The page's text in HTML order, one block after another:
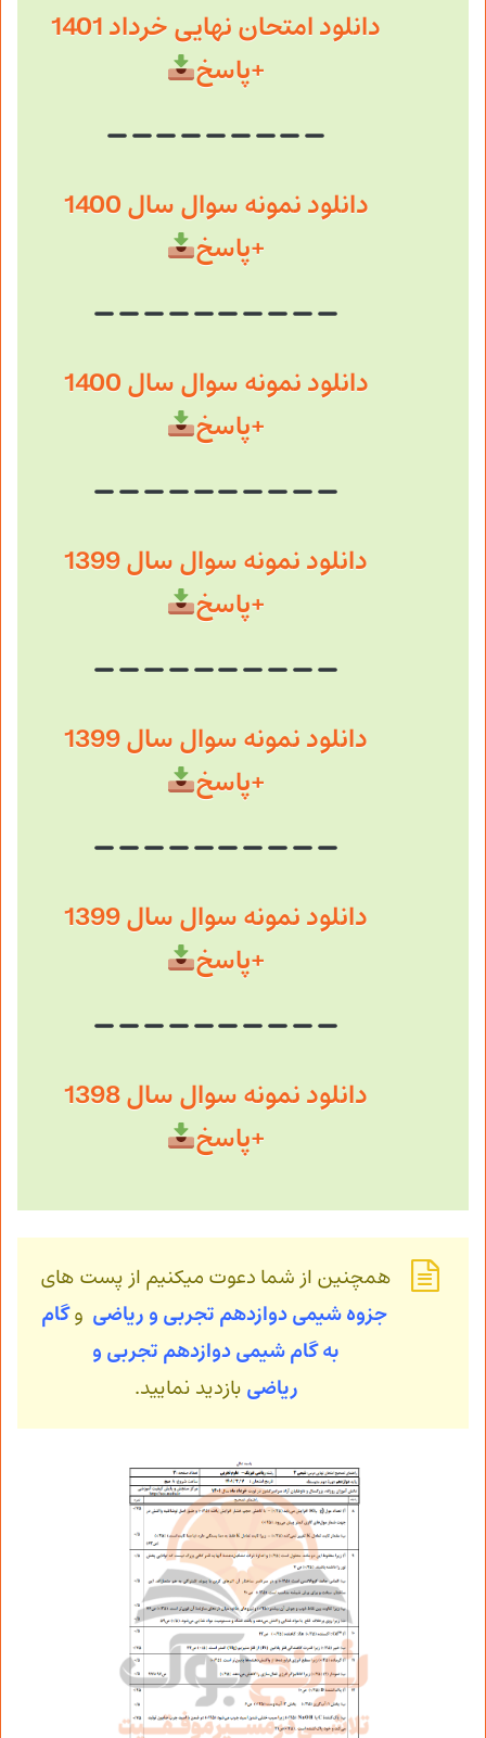
دانلود امتحان نهایی خرداد 1401
+پاسخ
دانلود نمونه سوال سال 1400
+پاسخ
دانلود نمونه سوال سال 1400
+پاسخ
دانلود نمونه سوال سال 1399
+پاسخ
دانلود نمونه سوال سال 1399
+پاسخ
دانلود نمونه سوال سال 1399
+پاسخ
دانلود نمونه سوال سال 1398
+پاسخ
همچنین از شما دعوت میکنیم از پست های
جزوه شیمی دوازدهم تجربی و ریاضی وگام
به گام شیمیدوازدهم تجربی و
ریاضی بازدید نمایید.